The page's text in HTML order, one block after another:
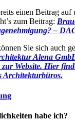
einen Beitrag auf
zum Beitrag:
–
Sie sich auch
Alena
Website. Hier
Architekturbüros.
habe ich?